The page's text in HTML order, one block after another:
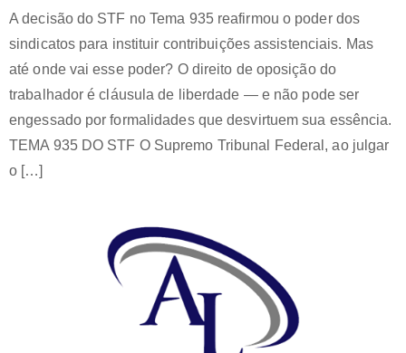
A decisão do STF no Tema 935 reafirmou o poder dos
sindicatos para instituir contribuições assistenciais. Mas
até onde vai esse poder? O direito de oposição do
trabalhador é cláusula de liberdade — e não pode ser
engessado por formalidades que desvirtuem sua essência.
TEMA 935 DO STF O Supremo Tribunal Federal, ao julgar
o […]